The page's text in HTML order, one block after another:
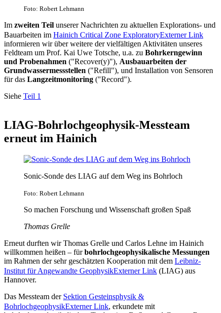
Foto: Robert Lehmann
Im zweiten Teil unserer Nachrichten zu aktuellen Explorations- und
Bauarbeiten im Hainich Critical Zone ExploratoryExterner Link
informieren wir über weitere der vielfältigen Aktivitäten unseres
Feldteam um Prof. Kai Uwe Totsche, u.a. zu Bohrkerngewinn
und Probenahmen ("Recover(y)"), Ausbauarbeiten der
Grundwassermessstellen ("Refill"), und Installation von Sensoren
für das Langzeitmonitoring ("Record").
Siehe Teil 1
LIAG-Bohrlochgeophysik-Messteam
erneut im Hainich
Sonic-Sonde des LIAG auf dem Weg ins Bohrloch
Foto: Robert Lehmann
So machen Forschung und Wissenschaft großen Spaß
Thomas Grelle
Erneut durften wir Thomas Grelle und Carlos Lehne im Hainich
willkommen heißen – fürbohrlochgeophysikalische Messungen
im Rahmen der sehr geschätzten Kooperation mit dem Leibniz-
Institut für Angewandte GeophysikExterner Link (LIAG) aus
Hannover.
Das Messteam der Sektion Gesteinsphysik &
BohrlochgeophysikExterner Link, erkundete mit